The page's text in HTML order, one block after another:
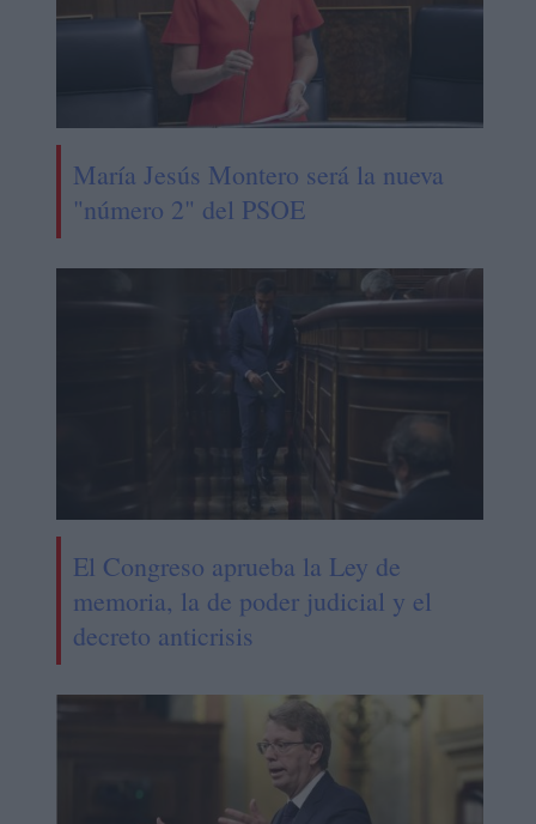
María Jesús Montero será la nueva
"número 2" del PSOE
El Congreso aprueba la Ley de
memoria, la de poder judicial y el
decreto anticrisis